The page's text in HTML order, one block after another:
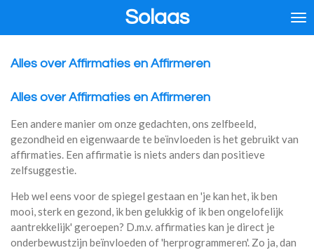
de
Solaas
Alles over Affirmaties en Affirmeren
Alles over Affirmaties en Affirmeren
Een andere manier om onze gedachten, ons zelfbeeld,
gezondheid en eigenwaarde te beïnvloeden is het gebruikt van
affirmaties. Een affirmatie is niets anders dan positieve
zelfsuggestie.
Heb wel eens voor de spiegel gestaan en 'je kan het, ik ben
mooi, sterk en gezond, ik ben gelukkig of ik ben ongelofelijk
aantrekkelijk' geroepen? D.m.v. affirmaties kan je direct je
onderbewustzijn beïnvloeden of 'herprogrammeren'. Zo ja, dan